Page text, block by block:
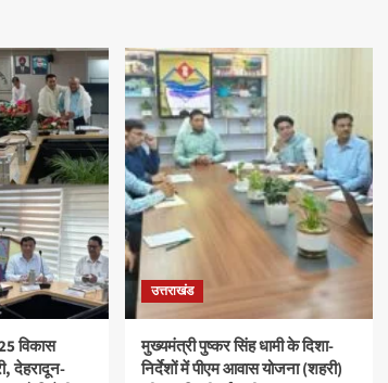
विकास
देहरादून-
उत्तराखंड
मुख्यमंत्री पुष्कर सिंह धामी के दिशा-
निर्देशों में पीएम आवास योजना (शहरी)